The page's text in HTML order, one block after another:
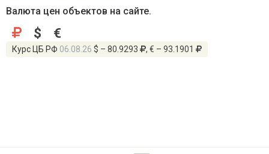
Валюта цен объектов на сайте.
$ €
Курс ЦБ РФ 06.08.26 $ – 80.9293 , € – 93.1901